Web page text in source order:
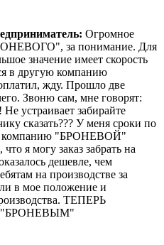
Огромное
за понимание. Для
значение имеет скорость
в другую компанию
жду. Прошло две
Звоню сам, мне говорят:
устраивает забирайте
сказать??? У меня сроки по
в компанию "БРОНЕВОЙ"
я могу заказ забрать на
дешевле, чем
на производстве за
в мое положение и
ТЕПЕРЬ
"БРОНЕВЫМ"